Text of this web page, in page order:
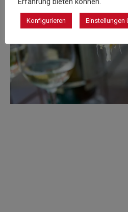
Konfigurieren Einstellungen